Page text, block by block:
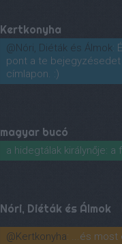
Kertkonyha
@Nóri, Diéták és Álmok:
pont a te
címlapon. :)
magyar bucó
a hidegtálak királynője: a
Nóri, Diéták és Álmok
@Kertkonyha: ...és most